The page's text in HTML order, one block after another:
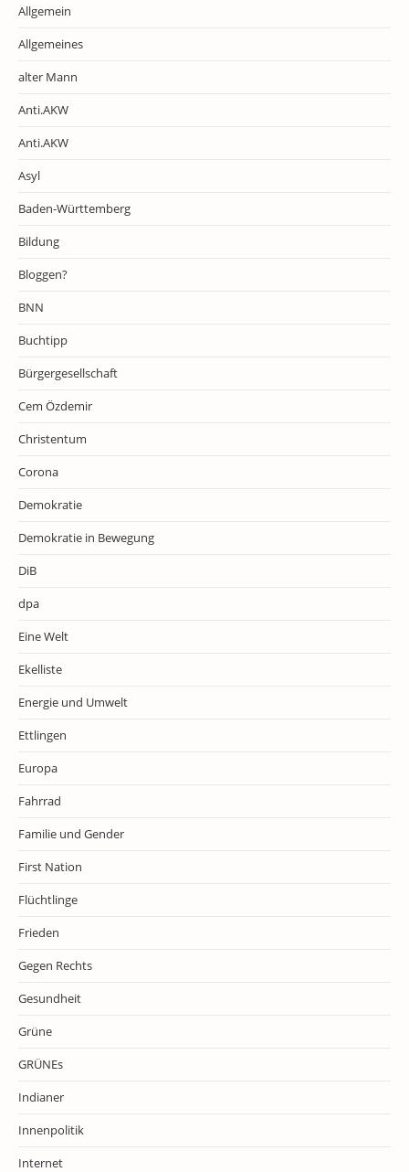
Allgemein
Allgemeines
alter Mann
Anti.AKW
Anti.AKW
Asyl
Baden-Württemberg
Bildung
Bloggen?
BNN
Buchtipp
Bürgergesellschaft
Cem Özdemir
Christentum
Corona
Demokratie
Demokratie in Bewegung
DiB
dpa
Eine Welt
Ekelliste
Energie und Umwelt
Ettlingen
Europa
Fahrrad
Familie und Gender
First Nation
Flüchtlinge
Frieden
Gegen Rechts
Gesundheit
Grüne
GRÜNEs
Indianer
Innenpolitik
Internet